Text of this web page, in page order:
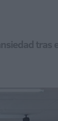
tras